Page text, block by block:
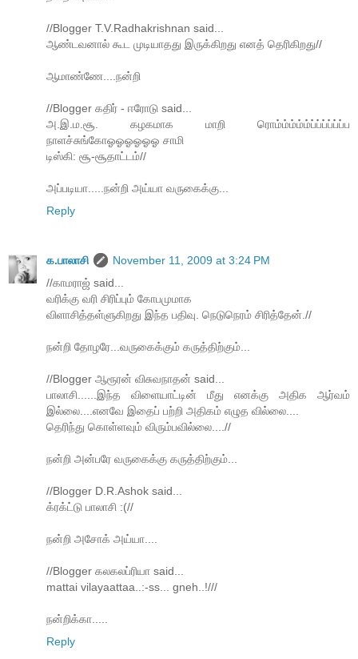
//Blogger T.V.Radhakrishnan said...
ஆண்டவனால் கூட முடியாதது இருக்கிறது எனத் தெரிகிறது//
ஆமாண்ணே....நன்றி
//Blogger கதிர் - ஈரோடு said...
அ.இ.ம.சூ. கழகமாக மாறி ரொம்ம்ம்ம்ம்ப்ப்ப்ப்ப்ப்ப
நாளச்சுங்கோஓஓஓஓஓஓ சாமி
டிஸ்கி: சூ-சூதாட்டம்//
அப்படியா.....நன்றி அய்யா வருகைக்கு...
Reply
க.பாலாசி
November 11, 2009 at 3:24 PM
//காமராஜ் said...
வரிக்கு வரி சிரிப்பும் கோபமுமாக
விளாசித்தள்ளுகிறது இந்த பதிவு. நெடுநெரம் சிரித்தேன்.//
நன்றி தோழரே...வருகைக்கும் கருத்திற்கும்...
//Blogger ஆரூரன் விசுவநாதன் said...
பாலாசி......இந்த விளையாட்டின் மீது எனக்கு அதிக ஆர்வம்
இல்லை....எனவே இதைப் பற்றி அதிகம் எழுத வில்லை....
தெரிந்து கொள்ளவும் விரும்பவில்லை....//
நன்றி அன்பரே வருகைக்கு கருத்திற்கும்...
//Blogger D.R.Ashok said...
க்ரக்ட்டு பாலாசி :(//
நன்றி அசோக் அய்யா....
//Blogger கலகலப்ரியா said...
mattai vilayaattaa..:-ss... gneh..!///
நன்றிக்கா.....
Reply